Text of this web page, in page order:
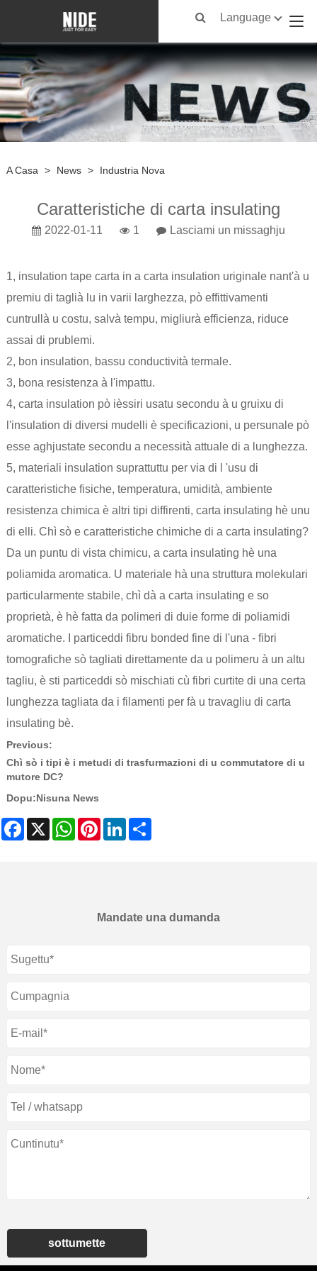
Language
A Casa > News > Industria Nova
Caratteristiche di carta insulating
2022-01-11 1 Lasciami un missaghju
1, insulation tape carta in a carta insulation uriginale nant'à u
premiu di taglià lu in varii larghezza, pò effittivamenti
cuntrullà u costu, salvà tempu, migliurà efficienza, riduce
assai di prublemi.
2, bon insulation, bassu conductività termale.
3, bona resistenza à l'impattu.
4, carta insulation pò ièssiri usatu secondu à u gruixu di
l'insulation di diversi mudelli è specificazioni, u persunale pò
esse aghjustate secondu a necessità attuale di a lunghezza.
5, materiali insulation suprattuttu per via di l 'usu di
caratteristiche fisiche, temperatura, umidità, ambiente
resistenza chimica è altri tipi diffirenti, carta insulating hè unu
di elli. Chì sò e caratteristiche chimiche di a carta insulating?
Da un puntu di vista chimicu, a carta insulating hè una
poliamida aromatica. U materiale hà una struttura molekulari
particularmente stabile, chì dà a carta insulating e so
proprietà, è hè fatta da polimeri di duie forme di poliamidi
aromatiche. I particeddi fibru bonded fine di l'una - fibri
tomografiche sò tagliati direttamente da u polimeru à un altu
tagliu, è sti particeddi sò mischiati cù fibri curtite di una certa
lunghezza tagliata da i filamenti per fà u travagliu di carta
insulating bè.
Previous:
Chì sò i tipi è i metudi di trasfurmazioni di u commutatore di u
mutore DC?
Dopu:Nisuna News
Facebook
X WhatsAppPinterestLinkedIn
Mandate una dumanda
sottumette